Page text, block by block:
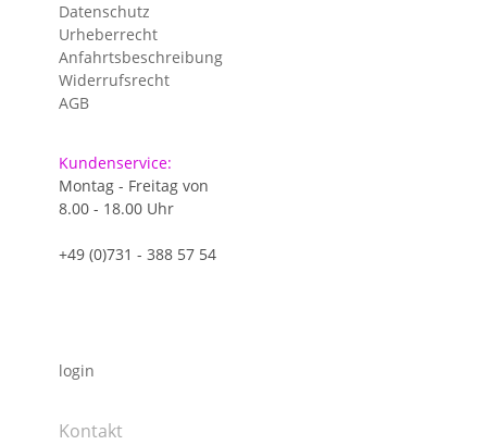
Datenschutz
Urheberrecht
Anfahrtsbeschreibung
Widerrufsrecht
AGB
Kundenservice:
Montag - Freitag von
8.00 - 18.00 Uhr
+49 (0)731 - 388 57 54
login
Kontakt